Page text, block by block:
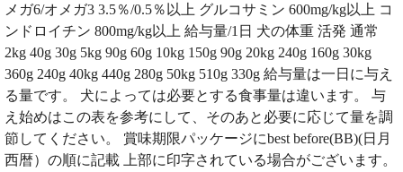
メガ6/オメガ3 3.5％/0.5％以上 グルコサミン 600mg/kg以上 コ
ンドロイチン 800mg/kg以上 給与量/1日 犬の体重 活発 通常
2kg 40g 30g 5kg 90g 60g 10kg 150g 90g 20kg 240g 160g 30kg
360g 240g 40kg 440g 280g 50kg 510g 330g 給与量は一日に与え
る量です。 犬によっては必要とする食事量は違います。 与
え始めはこの表を参考にして、そのあと必要に応じて量を調
節してください。 賞味期限パッケージにbest before(BB)(日月
西暦）の順に記載 上部に印字されている場合がございます。